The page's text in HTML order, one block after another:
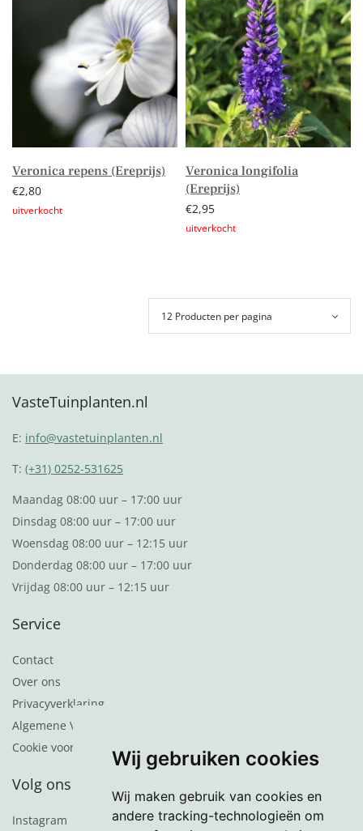
Wij gebruiken cookies
Wij maken gebruik van cookies en
andere tracking-technologieën om
Veronica repens (Ereprijs)
€2,80
Veronica longifolia
(Ereprijs)
€2,95
VasteTuinplanten.nl
E: info@vastetuinplanten.nl
T:(+31) 0252-531625
Maandag 08:00 uur – 17:00 uur
Dinsdag 08:00 uur – 17:00 uur
Woensdag 08:00 uur – 12:15 uur
Donderdag 08:00 uur – 17:00 uur
Vrijdag 08:00 uur – 12:15 uur
Service
Contact
Over ons
Privacyverklaring
Algemene Voorwaarden
Cookie voorkeuren
Volg ons
Instagram